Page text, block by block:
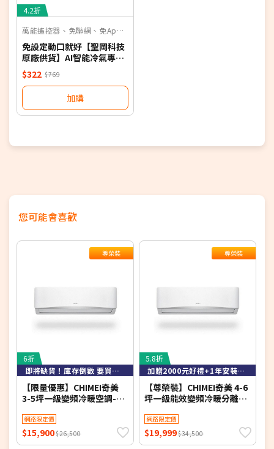
保固依原廠公告為主，加贈安裝保固一年。
4.2折
萬能遙控器、免聯網、免App、聲控
免設定動口就好【聖岡科技
原廠供貨】AI智能冷氣專用
語音遙控器 保固一年 適用對
應廠牌 NB
$322 $769
加購
您可能會喜歡
尊榮裝
6折
即將缺貨！庫存倒數 要買要快！
【限量優惠】CHIMEI奇美
3-5坪一級變頻冷暖空調-星
S29HG1 【含基本安裝+舊
機回收】【加贈2000元好禮
+1年安裝保固】
網路限定價
$15,900$26,500
尊榮裝
5.8折
加贈2000元好禮+1年安裝保固
【尊榮裝】CHIMEI奇美 4-6
坪一級能效變頻冷暖分離式
S37HG1-1/RC-
S37HG1【含基本安裝+舊機
回收】【加贈2000元好禮
網路限定價
$19,999$34,500